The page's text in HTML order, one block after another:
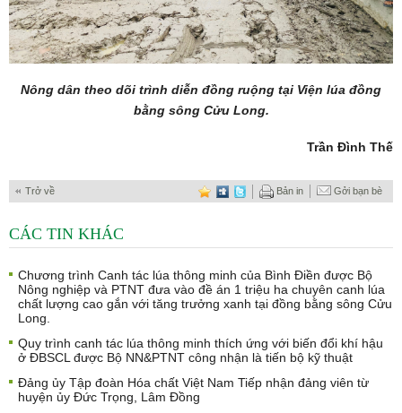
Nông dân theo dõi trình diễn đồng ruộng tại Viện lúa đồng
bằng sông Cửu Long.
Trần Đình Thế
Trở về Gởi bạn bè
Bản in
CÁC TIN KHÁC
Chương trình Canh tác lúa thông minh của Bình Điền được Bộ
Nông nghiệp và PTNT đưa vào đề án 1 triệu ha chuyên canh lúa
chất lượng cao gắn với tăng trưởng xanh tại đồng bằng sông Cửu
Long.
Quy trình canh tác lúa thông minh thích ứng với biến đổi khí hậu
ở ĐBSCL được Bộ NN&PTNT công nhận là tiến bộ kỹ thuật
Đảng ủy Tập đoàn Hóa chất Việt Nam Tiếp nhận đảng viên từ
huyện ủy Đức Trọng, Lâm Đồng